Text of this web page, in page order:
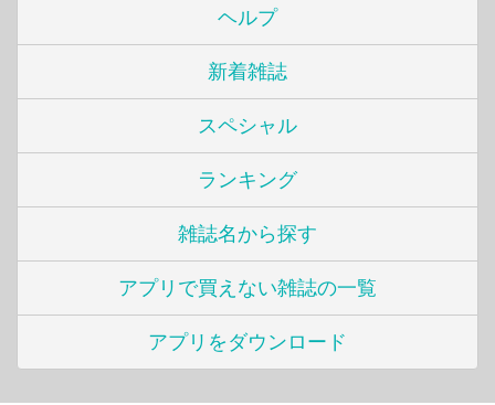
ヘルプ
新着雑誌
スペシャル
ランキング
雑誌名から探す
アプリで買えない雑誌の一覧
アプリをダウンロード